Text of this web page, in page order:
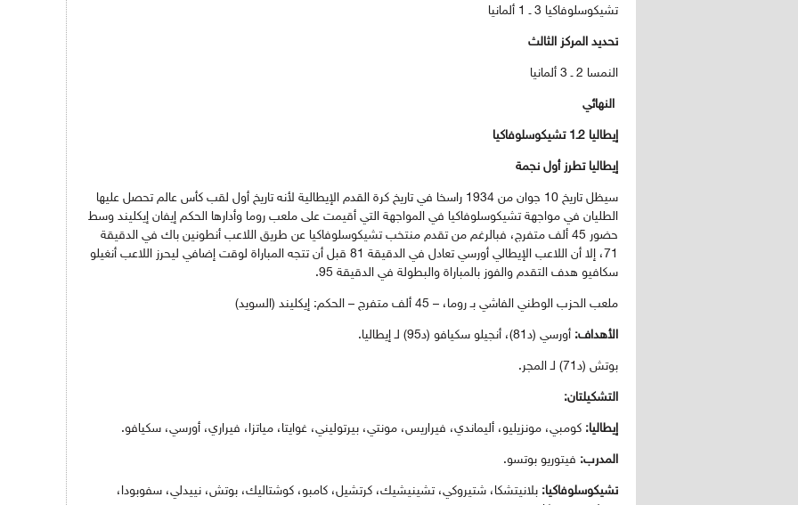
تشيكوسلوفاكيا 3 ـ 1 ألمانيا
تحديد المركز الثالث
النمسا 2 ـ 3 ألمانيا
النهائي
إيطاليا 2ـ1 تشيكوسلوفاكيا
إيطاليا تطرز أول نجمة
سيظل تاريخ 10 جوان من 1934 راسخا في تاريخ كرة القدم الإيطالية لأنه تاريخ أول لقب كأس عالم تحصل عليها
الطليان في مواجهة تشيكوسلوفاكيا في المواجهة التي أقيمت على ملعب روما وأدارها الحكم إيفان إيكليند وسط
حضور 45 ألف متفرج، فبالرغم من تقدم منتخب تشيكوسلوفاكيا عن طريق اللاعب أنطونين باك في الدقيقة
71، إلا أن اللاعب الإيطالي أورسي تعادل في الدقيقة 81 قبل أن تتجه المباراة لوقت إضافي ليحرز اللاعب أنغيلو
سكافيو هدف التقدم والفوز بالمباراة والبطولة في الدقيقة 95.
ملعب الحزب الوطني الفاشي بـ روما، – 45 ألف متفرج – الحكم: إيكليند (السويد)
الأهداف: أورسي (د81)، أنجيلو سكيافو (د95) لـ إيطاليا.
بوتش (د71) لـ المجر.
التشكيلتان:
إيطاليا: كومبي، مونزيليو، أليماندي، فيراريس، مونتي، بيرتوليني، غوايتا، مياتزا، فيراري، أورسي، سكيافو.
المدرب: فيتوريو بوتسو.
تشيكوسلوفاكيا: بلانيتشكا، شتيروكي، تشينيشيك، كرتشيل، كامبو، كوشتاليك، بوتش، نييدلي، سفوبودا،